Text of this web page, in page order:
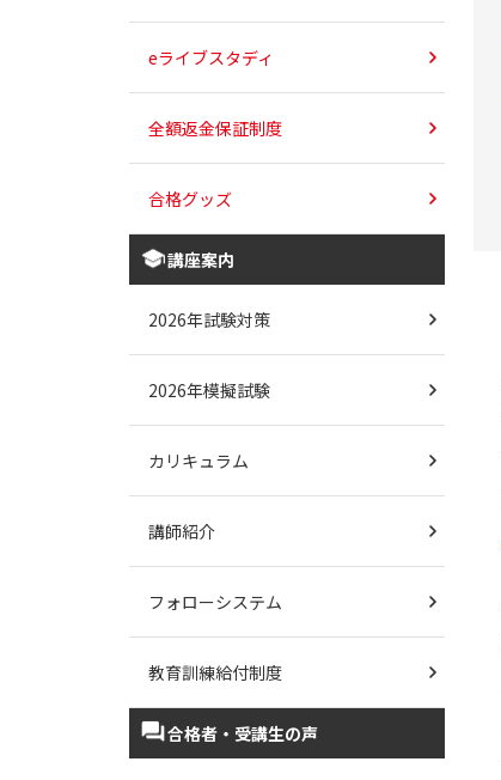
eライブスタディ
全額返金保証制度
合格グッズ
講座案内
2026年試験対策
2026年模擬試験
カリキュラム
講師紹介
フォローシステム
教育訓練給付制度
合格者・受講生の声